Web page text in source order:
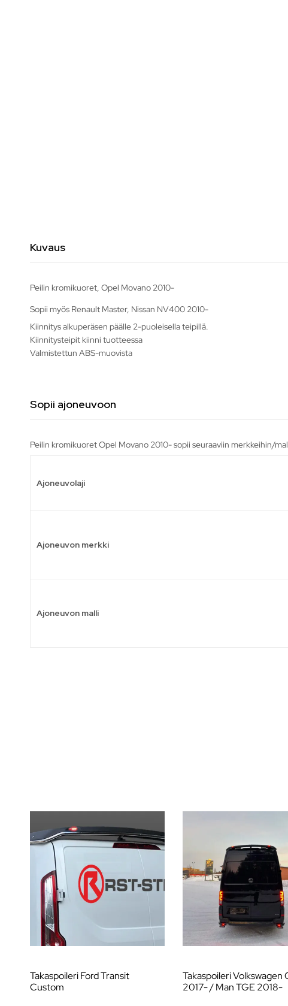
Kuvaus
Peilin kromikuoret, Opel Movano 2010-
Sopii myös Renault Master, Nissan NV400 2010-
Kiinnitys alkuperäsen päälle 2-puoleisella teipillä.
Kiinnitysteipit kiinni tuotteessa
Valmistettun ABS-muovista
Sopii ajoneuvoon
Peilin kromikuoret Opel Movano 2010- sopii seuraaviin merkkeihin/
Ajoneuvolaji
Ajoneuvon merkki
Ajoneuvon malli
Takaspoileri Ford Transit
Custom
Takaspoileri Volkswagen
2017- / Man TGE 2018-